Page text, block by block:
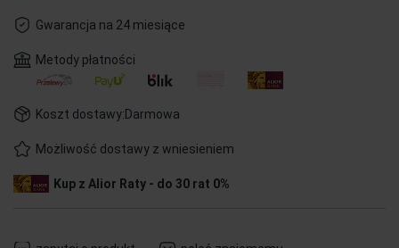
Gwarancja na 24 miesiące
Metody płatności
Koszt dostawy:Darmowa
Możliwość dostawy z wniesieniem
Kup z Alior Raty - do 30 rat 0%